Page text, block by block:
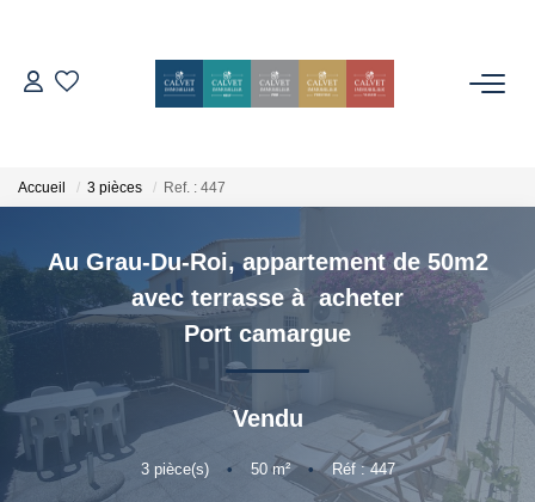
ESTIMER
L'AGENCE
Notre Équipe
Nos Avis
Nos Partenaires
Accueil 3 pièces Ref. : 447
Au Grau-Du-Roi, appartement de 50m2
avec terrasse à acheter
Port camargue
Vendu
3pièce(s) • 50m² • Réf : 447